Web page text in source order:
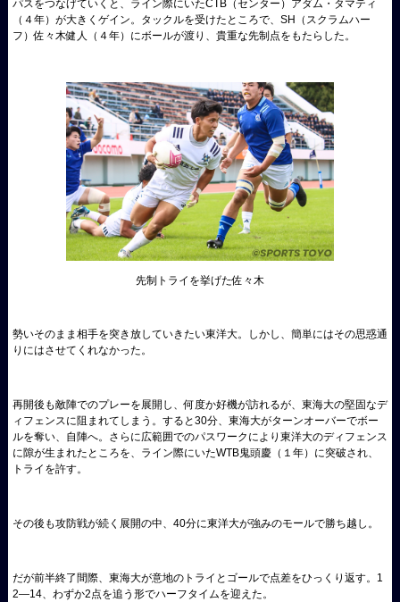
パスをつなげていくと、ライン際にいたCTB（センター）アダム・タマティ
（４年）が大きくゲイン。タックルを受けたところで、SH（スクラムハー
フ）佐々木健人（４年）にボールが渡り、貴重な先制点をもたらした。
先制トライを挙げた佐々木
勢いそのまま相手を突き放していきたい東洋大。しかし、簡単にはその思惑通
りにはさせてくれなかった。
再開後も敵陣でのプレーを展開し、何度か好機が訪れるが、東海大の堅固なデ
ィフェンスに阻まれてしまう。すると30分、東海大がターンオーバーでボー
ルを奪い、自陣へ。さらに広範囲でのパスワークにより東洋大のディフェンス
に隙が生まれたところを、ライン際にいたWTB鬼頭慶（１年）に突破され、
トライを許す。
その後も攻防戦が続く展開の中、40分に東洋大が強みのモールで勝ち越し。
だが前半終了間際、東海大が意地のトライとゴールで点差をひっくり返す。1
2—14、わずか2点を追う形でハーフタイムを迎えた。